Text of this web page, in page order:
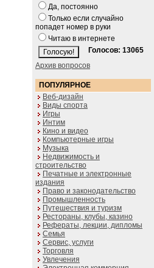
Да, постоянно
Только если случайно
попадет номер в руки
Читаю в интернете
Голосов: 13065
Архив вопросов
ПОПУЛЯРНОЕ
Веб-дизайн
Виды спорта
Игры
Интим
Кино и видео
Компьютерные игры
Музыка
Недвижимость и
строительство
Печатные и электронные
издания
Право и законодательство
Промышленность
Путешествия и туризм
Рестораны, клубы, казино
Рефераты, лекции, дипломы
Семья
Сервис, услуги
Торговля
Увлечения